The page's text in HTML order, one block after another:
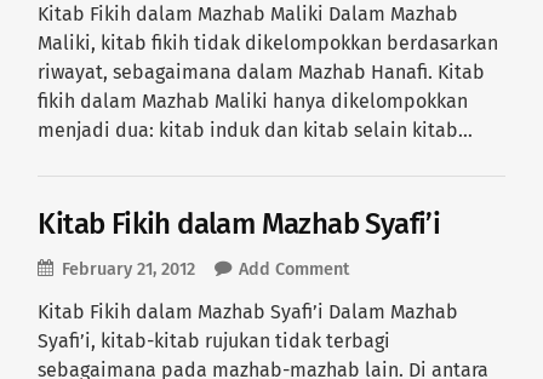
Kitab Fikih dalam Mazhab Maliki Dalam Mazhab
Maliki, kitab fikih tidak dikelompokkan berdasarkan
riwayat, sebagaimana dalam Mazhab Hanafi. Kitab
fikih dalam Mazhab Maliki hanya dikelompokkan
menjadi dua: kitab induk dan kitab selain kitab…
Kitab Fikih dalam Mazhab Syafi’i
February 21, 2012 Add Comment
Kitab Fikih dalam Mazhab Syafi’i Dalam Mazhab
Syafi’i, kitab-kitab rujukan tidak terbagi
sebagaimana pada mazhab-mazhab lain. Di antara